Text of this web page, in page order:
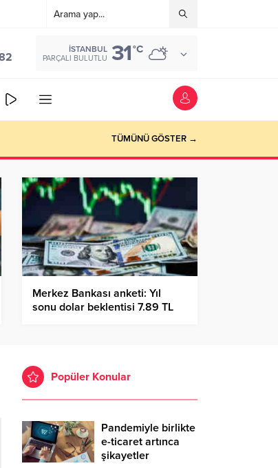
İSTANBUL
PARÇALI BULUTLU 31°C
TÜMÜNÜ GÖSTER →
Merkez Bankası anketi: Yıl
sonu dolar beklentisi 7.89 TL
Popüler Konular
Pandemiyle birlikte
e-ticaret artınca
şikayetler